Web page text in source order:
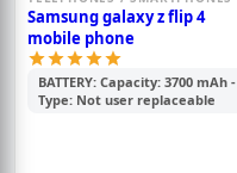
Samsung galaxy z flip 4
mobile phone
BATTERY: Capacity: 3700 mAh -
Type: Not user replaceable